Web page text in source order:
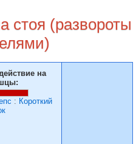
стоя (развороты
на
: Короткий